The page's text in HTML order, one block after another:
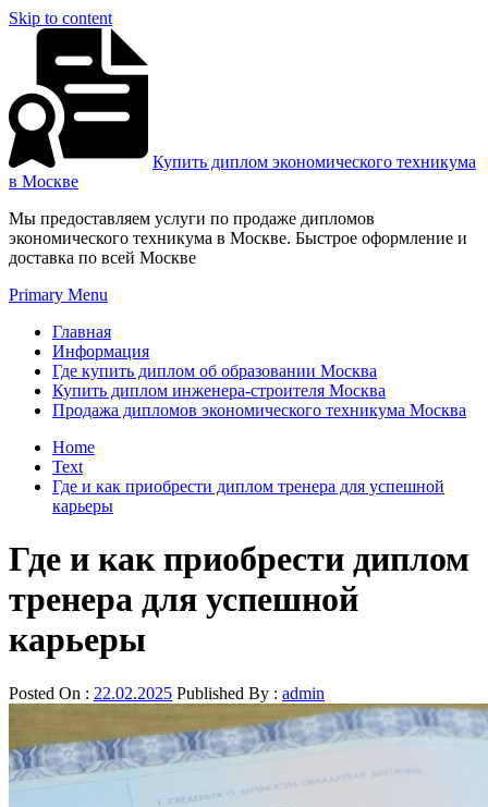
Skip to content
Купить диплом экономического техникума
в Москве
Мы предоставляем услуги по продаже дипломов
экономического техникума в Москве. Быстрое оформление и
доставка по всей Москве
Primary Menu
Главная
Информация
Где купить диплом об образовании Москва
Купить диплом инженера-строителя Москва
Продажа дипломов экономического техникума Москва
Home
Text
Где и как приобрести диплом тренера для успешной
карьеры
Где и как приобрести диплом
тренера для успешной
карьеры
Posted On : 22.02.2025 Published By : admin